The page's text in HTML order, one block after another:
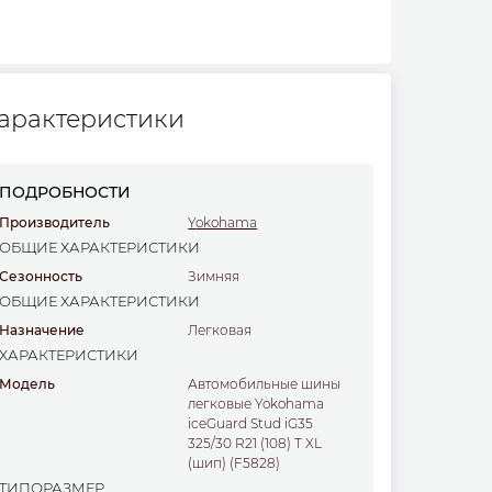
ПОДРОБНОСТИ
Производитель Yokohama
ОБЩИЕ ХАРАКТЕРИСТИКИ
Сезонность Зимняя
ОБЩИЕ ХАРАКТЕРИСТИКИ
Назначение легковая
ХАРАКТЕРИСТИКИ
Модель
Автомобильные шины
легковые Yokohama
iceGuard Stud iG35
325/30 R21 (108) T XL
(шип) (F5828)
ТИПОРАЗМЕР